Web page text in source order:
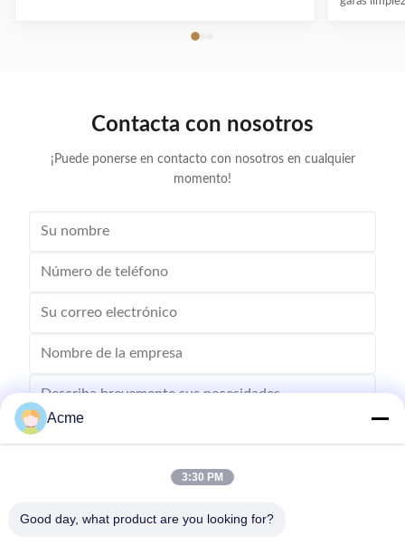
elegir el color! La limpieza por ultrasonido es un
Contacta con nosotros
¡Puede ponerse en contacto con nosotros en cualquier
momento!
Acme
3:30 PM
Good day, what product are you looking for?